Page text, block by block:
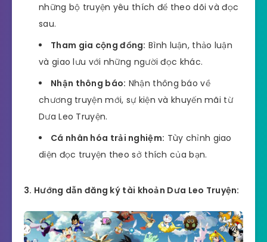
những bộ truyện yêu thích để theo dõi và đọc
sau.
Tham gia cộng đồng: Bình luận, thảo luận
và giao lưu với những người đọc khác.
Nhận thông báo: Nhận thông báo về
chương truyện mới, sự kiện và khuyến mãi từ
Dưa Leo Truyện.
Cá nhân hóa trải nghiệm: Tùy chỉnh giao
diện đọc truyện theo sở thích của bạn.
3. Hướng dẫn đăng ký tài khoản Dưa Leo Truyện: